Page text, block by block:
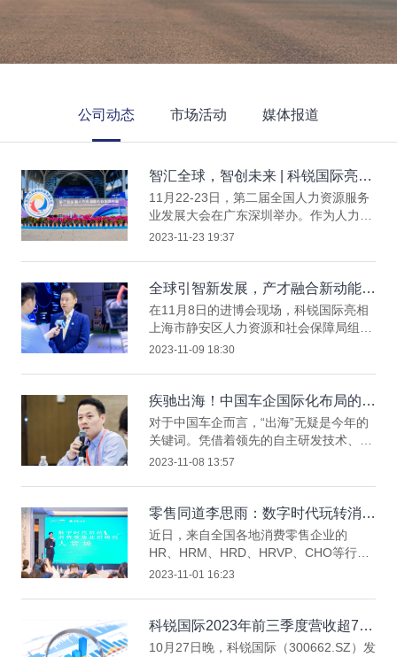
公司动态 市场活动 媒体报道
智汇全球，智创未来 | 科锐国际亮相
第二届全国人力资源服务业发展大会
11月22-23日，第二届全国人力资源服务
业发展大会在广东深圳举办。作为人力资
源服务领域规格最高、规模最大的全国性
动能 汇聚强国建设力量”为主题，吸引了
各地政府代表、国内外众多知名人力资源
服务机构、用人单位、劳动者共聚湾区，
理念新成果。开幕式上，大会宣读了李强
总理对进一步做好人力资源服务业发
2023-11-23 19:37
全球引智新发展，产才融合新动能
——科锐国际亮相第六届进博会
在11月8日的进博会现场，科锐国际亮相
上海市静安区人力资源和社会保障局组织
的全球人力资源服务联合展区，以“全球
态产品。公司高级副总裁段立新在现场接
受了第一财经电视、经济观察报等媒体的
采访，同时，人民日报客户端上海频道、
海证券报等多家主流媒体纷纷对科锐国际
的参展进行了广泛报道。
2023-11-09 18:30
疾驰出海！中国车企国际化布局的洞
察与思考
对于中国车企而言，“出海”无疑是今年的
关键词。凭借着领先的自主研发技术、智
能制造实力、功能和成本优势等，中国车
光。而随着其全球化进程的不断加速，中
国车企在拥抱海外市场机遇的同时，也面
临着一系列的挑战。
2023-11-08 13:57
零售同道李思雨：数字时代玩转消费
零售业招聘的人货场
近日，来自全国各地消费零售企业的
HR、HRM、HRD、HRVP、CHO等行业
精英齐聚上海，参与“零售快消行业人力
值的发展指南。
2023-11-01 16:23
科锐国际2023年前三季度营收超71
亿元，持续巩固全产业链生态模式
10月27日晚，科锐国际（300662.SZ）发